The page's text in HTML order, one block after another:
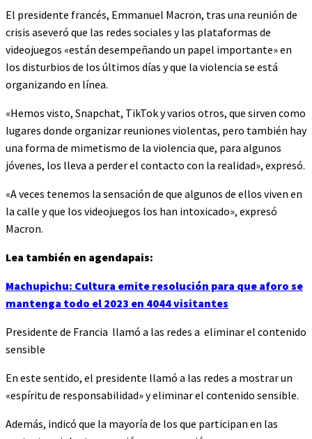
El presidente francés, Emmanuel Macron, tras una reunión de
crisis aseveró que las redes sociales y las plataformas de
videojuegos «están desempeñando un papel importante» en
los disturbios de los últimos días y que la violencia se está
organizando en línea.
«Hemos visto, Snapchat, TikTok y varios otros, que sirven como
lugares donde organizar reuniones violentas, pero también hay
una forma de mimetismo de la violencia que, para algunos
jóvenes, los lleva a perder el contacto con la realidad», expresó.
«A veces tenemos la sensación de que algunos de ellos viven en
la calle y que los videojuegos los han intoxicado», expresó
Macron.
Lea también en agendapais:
Machupichu: Cultura emite resolución para que aforo se
mantenga todo el 2023 en 4044 visitantes
Presidente de Francia llamó a las redes a eliminar el contenido
sensible
En este sentido, el presidente llamó a las redes a mostrar un
«espíritu de responsabilidad» y eliminar el contenido sensible.
Además, indicó que la mayoría de los que participan en las